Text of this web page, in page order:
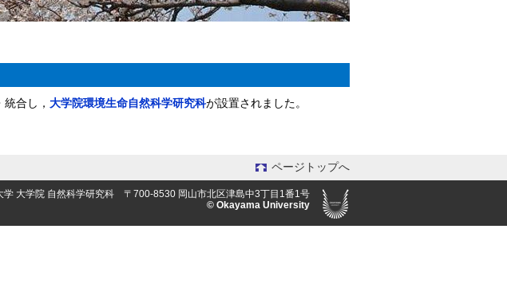
合し， 大学院環境生命自然科学研究科が設置されました。
ページトップへ
学 大学院 自然科学研究科 〒700-8530 岡山市北区津島中3丁目1番1号
© Okayama University